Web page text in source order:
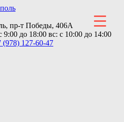
пр-т Победы, 406А
9:00 до 18:00 вс: с 10:00 до 14:00
(978) 127-60-47